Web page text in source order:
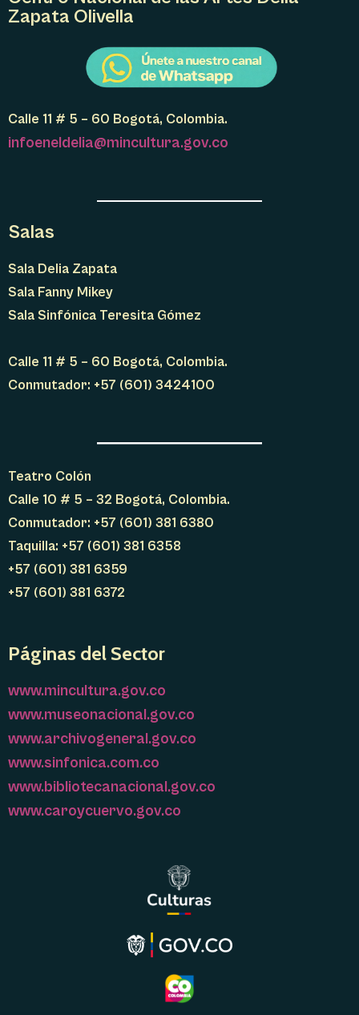
Zapata Olivella
Calle 11 # 5 – 60 Bogotá, Colombia.
infoeneldelia@mincultura.gov.co
Salas
Sala Delia Zapata
Sala Fanny Mikey
Sala Sinfónica Teresita Gómez
Calle 11 # 5 – 60 Bogotá, Colombia.
Conmutador: +57 (601) 3424100
Teatro Colón
Calle 10 # 5 – 32 Bogotá, Colombia.
Conmutador: +57 (601) 381 6380
Taquilla: +57 (601) 381 6358
+57 (601) 381 6359
+57 (601) 381 6372
Páginas del Sector
www.mincultura.gov.co
www.museonacional.gov.co
www.archivogeneral.gov.co
www.sinfonica.com.co
www.bibliotecanacional.gov.co
www.caroycuervo.gov.co